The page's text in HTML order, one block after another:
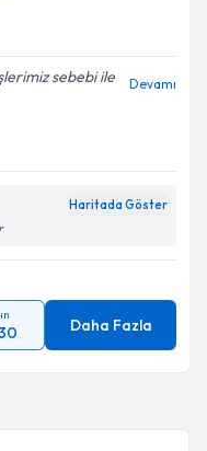
sebebi ile
Devamı
Haritada Göster
Daha Fazla